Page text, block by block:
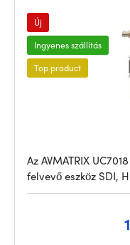
Új
Ingyenes szállítás
Top product
Az AVMATRIX
felvevő eszköz SDI,